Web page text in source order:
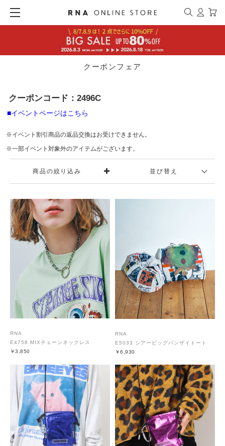
クーポンフェア
クーポンコード：2496C
■イベントページはこちら
※イベント割引商品の返品交換はお受けできません。
※一部イベント対象外のアイテムがございます。
商品の絞り込み 並び替え
RNA
E4758 MIXチェーンネックレス
￥3,850
RNA
E5033 シアービッグバンザイトート
￥6,930